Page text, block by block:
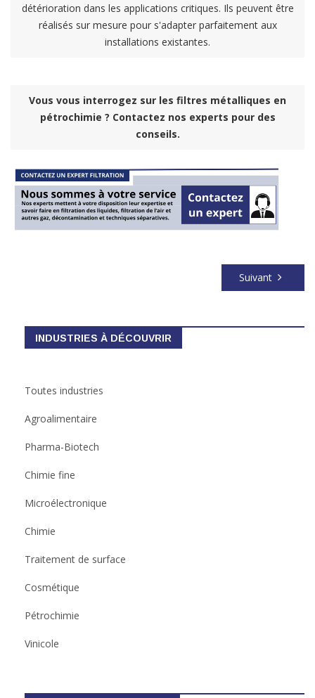
détérioration dans les applications critiques. Ils peuvent être
réalisés sur mesure pour s'adapter parfaitement aux
installations existantes.
Vous vous interrogez sur les filtres métalliques en
pétrochimie ? Contactez nos experts pour des
conseils.
Suivant
INDUSTRIES À DÉCOUVRIR
Toutes industries
Agroalimentaire
Pharma-Biotech
Chimie fine
Microélectronique
Chimie
Traitement de surface
Cosmétique
Pétrochimie
Vinicole